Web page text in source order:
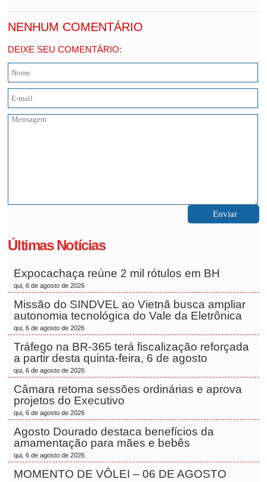
NENHUM COMENTÁRIO
DEIXE SEU COMENTÁRIO:
Últimas Notícias
Expocachaça reúne 2 mil rótulos em BH
qui, 6 de agosto de 2026
Missão do SINDVEL ao Vietnã busca ampliar
autonomia tecnológica do Vale da Eletrônica
qui, 6 de agosto de 2026
Tráfego na BR-365 terá fiscalização reforçada
a partir desta quinta-feira, 6 de agosto
qui, 6 de agosto de 2026
Câmara retoma sessões ordinárias e aprova
projetos do Executivo
qui, 6 de agosto de 2026
Agosto Dourado destaca benefícios da
amamentação para mães e bebês
qui, 6 de agosto de 2026
MOMENTO DE VÔLEI – 06 DE AGOSTO